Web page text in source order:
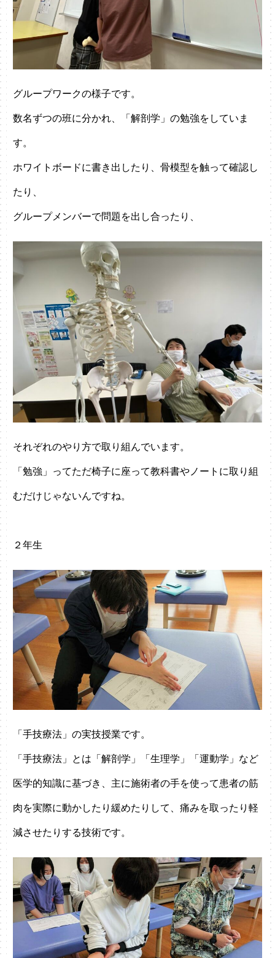
グループワークの様子です。
数名ずつの班に分かれ、「解剖学」の勉強をしていま
す。
ホワイトボードに書き出したり、骨模型を触って確認し
たり、
グループメンバーで問題を出し合ったり、
それぞれのやり方で取り組んでいます。
「勉強」ってただ椅子に座って教科書やノートに取り組
むだけじゃないんですね。
２年生
「手技療法」の実技授業です。
「手技療法」とは「解剖学」「生理学」「運動学」など
医学的知識に基づき、主に施術者の手を使って患者の筋
肉を実際に動かしたり緩めたりして、痛みを取ったり軽
減させたりする技術です。